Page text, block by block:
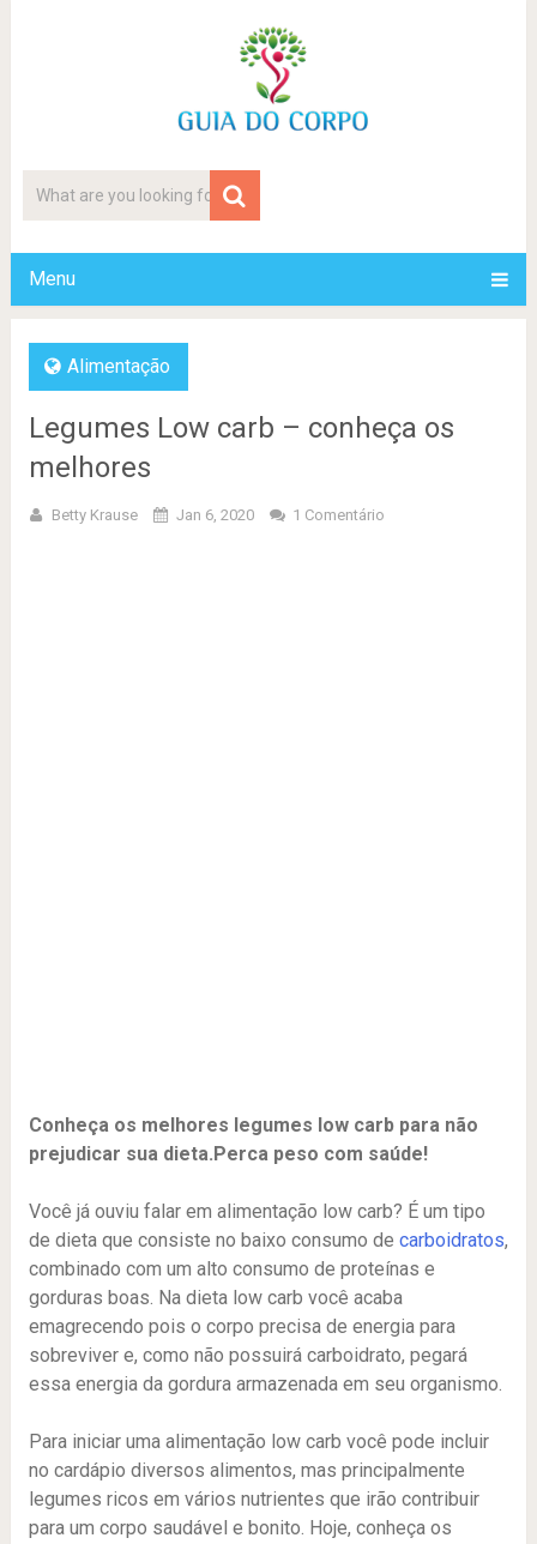
Menu
Alimentação
Legumes Low carb – conheça os
melhores
Betty Krause Jan 6, 2020 1 Comentário
Conheça os melhores legumes low carb para não
prejudicar sua dieta.Perca peso com saúde!
Você já ouviu falar em alimentação low carb? É um tipo
de dieta que consiste no baixo consumo de carboidratos,
combinado com um alto consumo de proteínas e
gorduras boas. Na dieta low carb você acaba
emagrecendo pois o corpo precisa de energia para
sobreviver e, como não possuirá carboidrato, pegará
essa energia da gordura armazenada em seu organismo.
Para iniciar uma alimentação low carb você pode incluir
no cardápio diversos alimentos, mas principalmente
legumes ricos em vários nutrientes que irão contribuir
para um corpo saudável e bonito. Hoje, conheça os